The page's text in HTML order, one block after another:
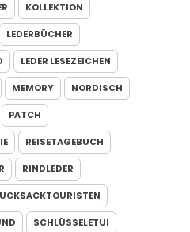
KOLLEKTION
LEDERBÜCHER
LEDER LESEZEICHEN
MEMORY NORDISCH
PATCH
REISETAGEBUCH
RINDLEDER
SCHLÜSSELETUI